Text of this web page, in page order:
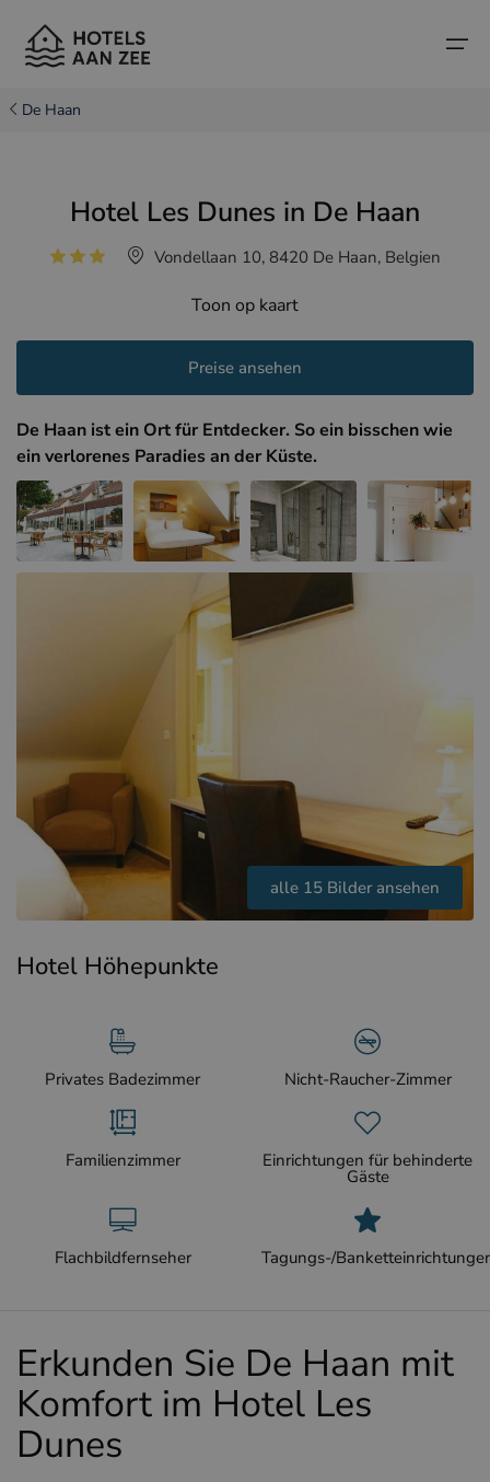
Beliebte Küstenstädte
Beliebte Küstenstädte
Hotels in Cadzand (NL)
Hotels in Knokke (BE)
Hotels in Brügge (BE)
Hotels in Middelkerke (BE)
Hotels in Sluis (NL)
Hotels in Renesse (NL)
Hotels in Dünkirchen (FR)
Länder
Länder
belgische Küste
niederländische Küste
Nordfranzösische Küste
Reisetipps und Fakten
De Haan
Hotel Les Dunes in De Haan
Vondellaan 10, 8420 De Haan, Belgien
Toon op kaart
Preise ansehen
De Haan ist ein Ort für Entdecker. So ein bisschen wie
ein verlorenes Paradies an der Küste.
alle 15 Bilder ansehen
Hotel Höhepunkte
Privates Badezimmer Nicht-Raucher-Zimmer
Familienzimmer Einrichtungen für behinderte
Gäste
Flachbildfernseher Tagungs-/
Erkunden Sie De Haan mit
Komfort im Hotel Les
Dunes